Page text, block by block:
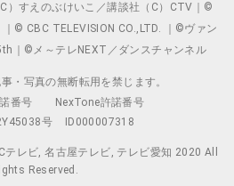
）すえのぶけいこ／講談社（C）CTV｜©
｜© CBC TELEVISION CO.,LTD. ｜©ヴァン
｜©メ～テレNEXT／ダンスチャンネル
・写真の無断転用を禁じます。
番号
NexTone許諾番号
号
ID000007318
レビ, 名古屋テレビ, テレビ愛知 2020 All
Reserved.